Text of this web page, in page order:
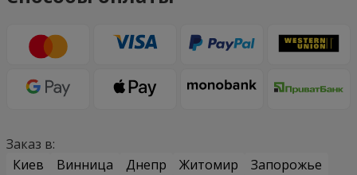
Заказ в:
Киев
Винница Днепр Житомир
Запорожье